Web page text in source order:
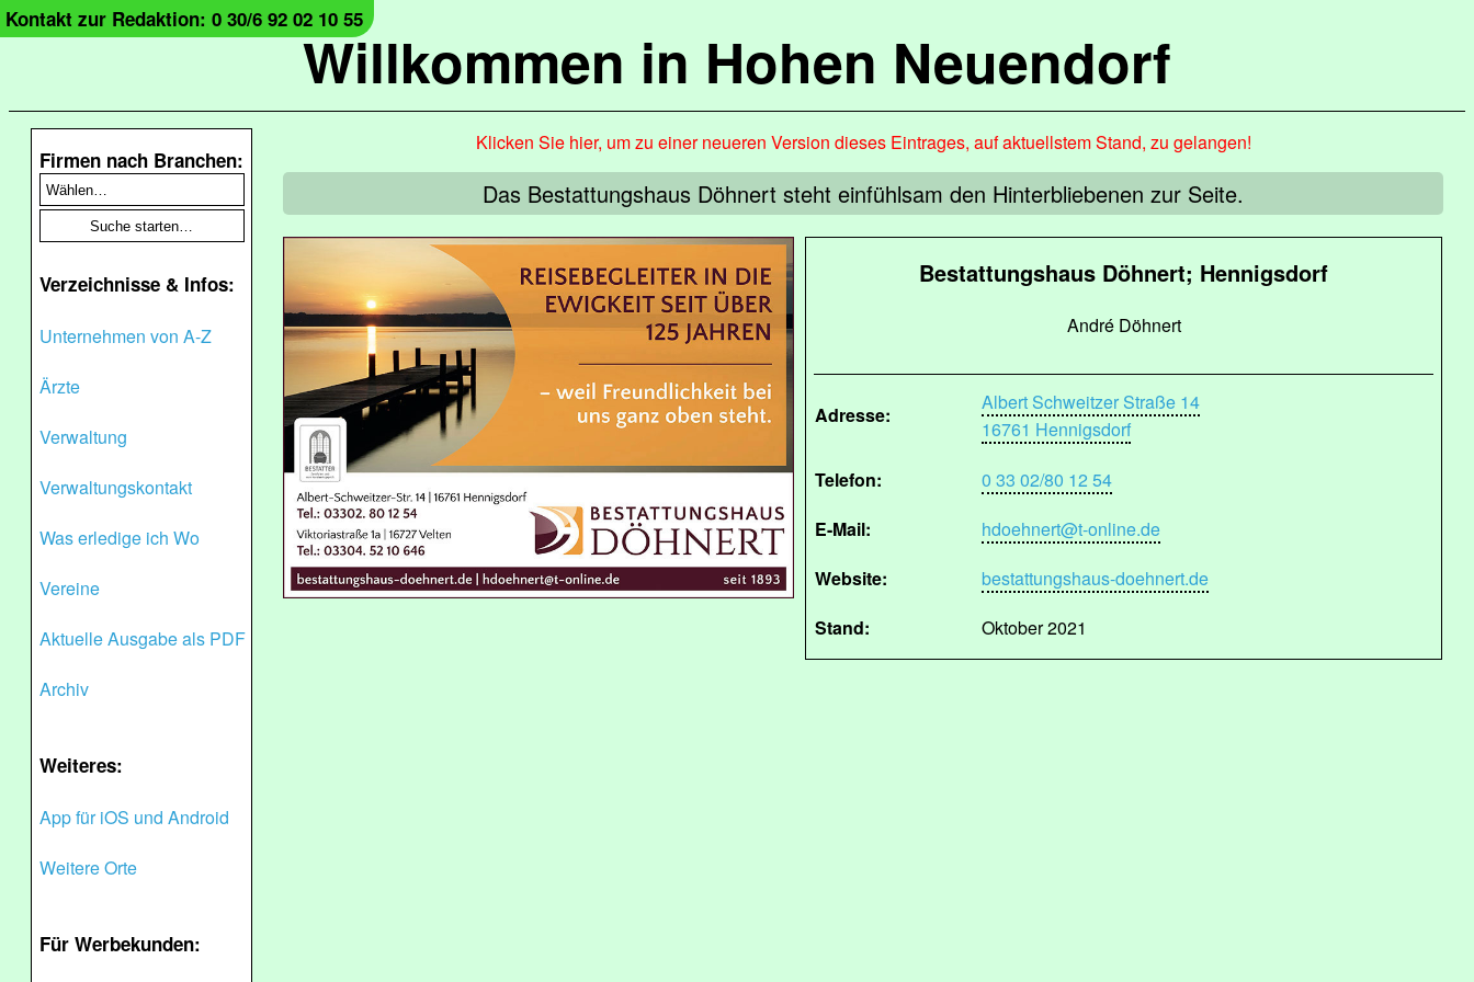
Willkommen in Hohen Neuendorf
Kontakt zur Redaktion: 0 30/6 92 02 10 55
Firmen nach Branchen:
Verzeichnisse & Infos:
Unternehmen von A-Z
Ärzte
Verwaltung
Verwaltungskontakt
Was erledige ich Wo
Vereine
Aktuelle Ausgabe als PDF
Archiv
Weiteres:
App für iOS und Android
Weitere Orte
Für Werbekunden:
Klicken Sie hier, um zu einer neueren Version dieses Eintrages, auf aktuellstem Stand, zu gelangen!
Das Bestattungshaus Döhnert steht einfühlsam den Hinterbliebenen zur Seite.
Bestattungshaus Döhnert; Hennigsdorf
André Döhnert
Adresse:
Albert Schweitzer Straße 14
16761 Hennigsdorf
Telefon:
0 33 02/80 12 54
E-Mail:
hdoehnert@t-online.de
Website:
bestattungshaus-doehnert.de
Stand:
Oktober 2021